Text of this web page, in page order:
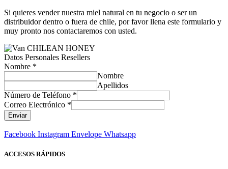
Si quieres vender nuestra miel natural en tu negocio o ser un
distribuidor dentro o fuera de chile, por favor llena este formulario y
muy pronto nos contactaremos con usted.
Datos Personales Resellers
Nombre *
Nombre
Apellidos
Número de Teléfono *
Correo Electrónico *
Enviar
Facebook Instagram Envelope Whatsapp
ACCESOS RÁPIDOS